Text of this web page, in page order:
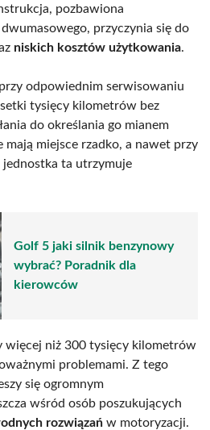
pozbawiona
przyczynia się do
niskich kosztów użytkowania.
odpowiednim serwisowaniu
tysięcy kilometrów bez
do określania go mianem
mają miejsce rzadko, a nawet przy
ta utrzymuje
Golf 5 jaki silnik benzynowy
wybrać? Poradnik dla
kierowców
więcej niż 300 tysięcy kilometrów
problemami. Z tego
się ogromnym
wśród osób poszukujących
rozwiązań w motoryzacji.